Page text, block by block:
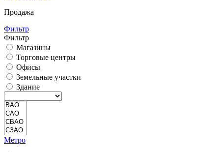
Продажа
Фильтр
Фильтр
Магазины
Торговые центры
Офисы
Земельные участки
Здание
Метро